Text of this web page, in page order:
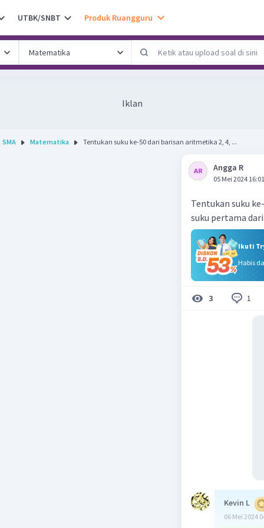
UTBK/SNBT Produk Ruangguru
Iklan
SMA Matematika Tentukan suku ke-50 dari barisan aritmetika 2, 4, ...
Angga R
05 Mei 2024 16:01
Tentukan suku
suku pertama dari
Ikuti
Habis
3 1
Kevin L
06 Mei 2024